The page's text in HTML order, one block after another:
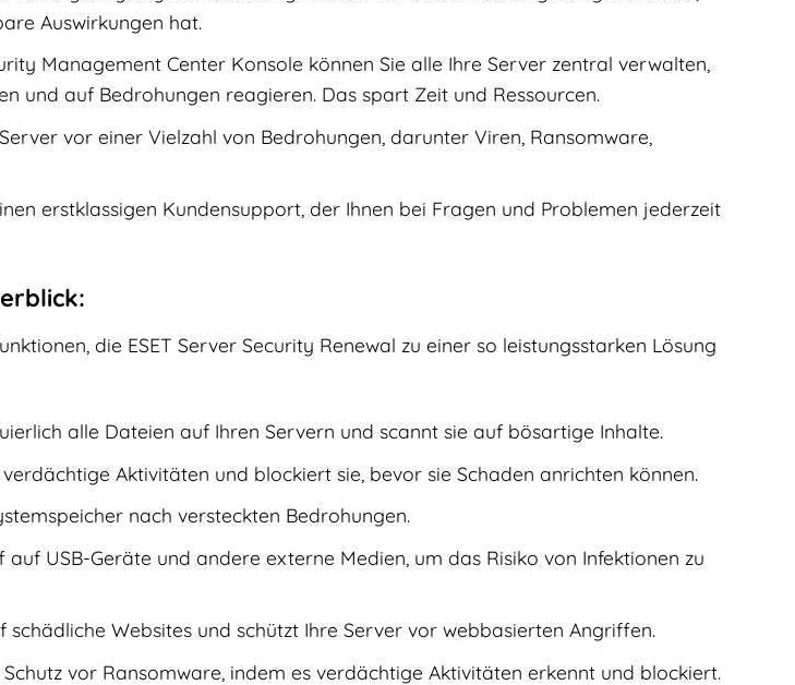
Auswirkungen hat.
Management Center Konsole können Sie alle Ihre Server zentral verwalten,
und auf Bedrohungen reagieren. Das spart Zeit und Ressourcen.
vor einer Vielzahl von Bedrohungen, darunter Viren, Ransomware,
erstklassigen Kundensupport, der Ihnen bei Fragen und Problemen jederzeit
die ESET Server Security Renewal zu einer so leistungsstarken Lösung
alle Dateien auf Ihren Servern und scannt sie auf bösartige Inhalte.
verdächtige Aktivitäten und blockiert sie, bevor sie Schaden anrichten können.
nach versteckten Bedrohungen.
USB-Geräte und andere externe Medien, um das Risiko von Infektionen zu
Websites und schützt Ihre Server vor webbasierten Angriffen.
Schutz vor Ransomware, indem es verdächtige Aktivitäten erkennt und blockiert.